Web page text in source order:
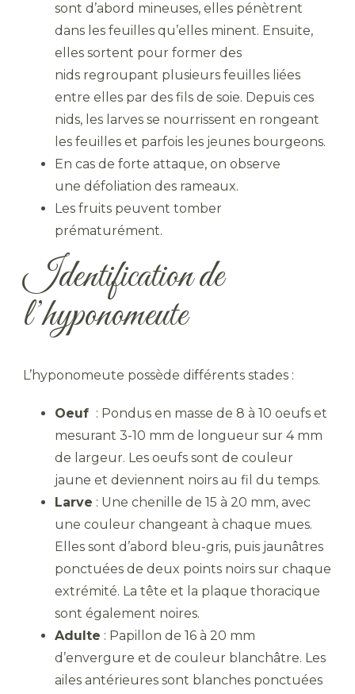
sont d’abord mineuses, elles pénètrent
dans les feuilles qu’elles minent. Ensuite,
elles sortent pour former des
nids regroupant plusieurs feuilles liées
entre elles par des fils de soie. Depuis ces
nids, les larves se nourrissent en rongeant
les feuilles et parfois les jeunes bourgeons.
En cas de forte attaque, on observe
une défoliation des rameaux.
Les fruits peuvent tomber
prématurément.
Identification de
l’hyponomeute
L’hyponomeute possède différents stades :
Oeuf : Pondus en masse de 8 à 10 oeufs et
mesurant 3-10 mm de longueur sur 4 mm
de largeur. Les oeufs sont de couleur
jaune et deviennent noirs au fil du temps.
Larve : Une chenille de 15 à 20 mm, avec
une couleur changeant à chaque mues.
Elles sont d’abord bleu-gris, puis jaunâtres
ponctuées de deux points noirs sur chaque
extrémité. La tête et la plaque thoracique
sont également noires.
Adulte : Papillon de 16 à 20 mm
d’envergure et de couleur blanchâtre. Les
ailes antérieures sont blanches ponctuées